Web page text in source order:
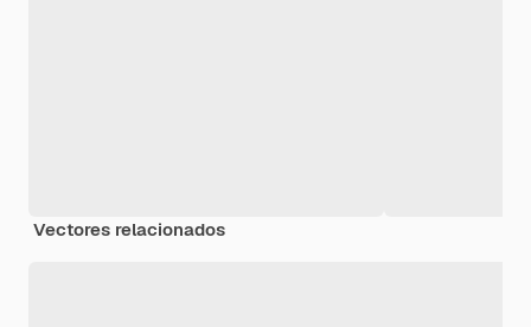
Vectores relacionados